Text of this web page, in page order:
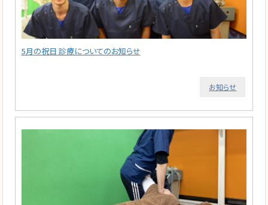
5月の祝日 診療についてのお知らせ
お知らせ